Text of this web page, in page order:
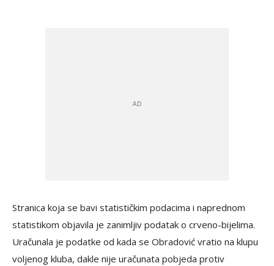
Stranica koja se bavi statističkim podacima i naprednom
statistikom objavila je zanimljiv podatak o crveno-bijelima.
Uračunala je podatke od kada se Obradović vratio na klupu
voljenog kluba, dakle nije uračunata pobjeda protiv